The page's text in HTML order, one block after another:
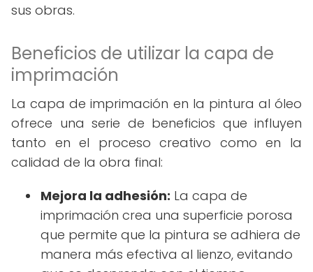
sus obras.
Beneficios de utilizar la capa de
imprimación
La capa de imprimación en la pintura al óleo
ofrece una serie de beneficios que influyen
tanto en el proceso creativo como en la
calidad de la obra final:
Mejora la adhesión: La capa de
imprimación crea una superficie porosa
que permite que la pintura se adhiera de
manera más efectiva al lienzo, evitando